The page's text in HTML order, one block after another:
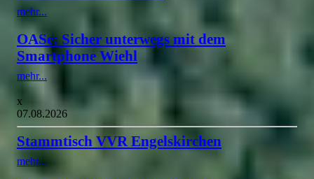
mehr...
OASe: Sicher unterwegs mit dem
Smartphone Wiehl
mehr...
x
07.08.2026
Stammtisch VVR Engelskirchen
mehr...